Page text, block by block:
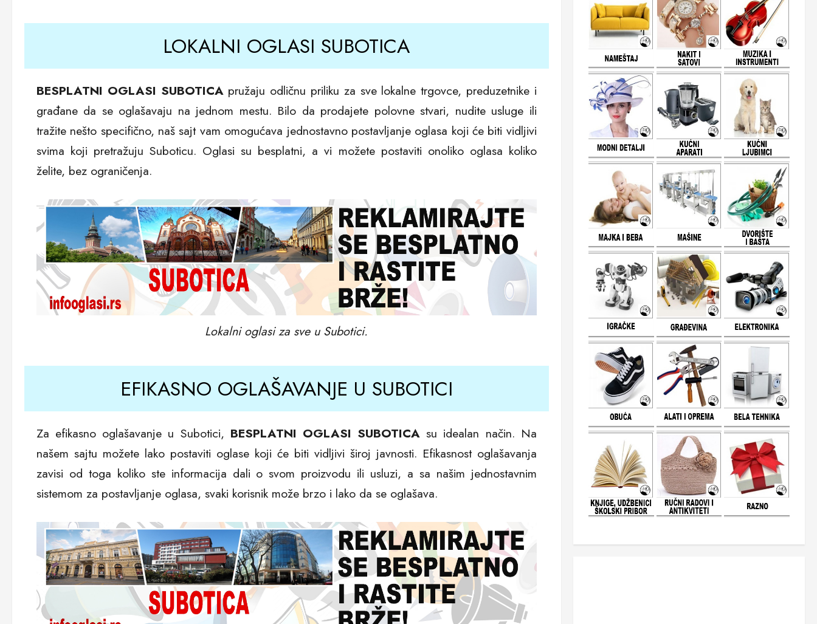
LOKALNI OGLASI SUBOTICA
BESPLATNI OGLASI SUBOTICApružaju odličnu priliku za sve lokalne trgovce, preduzetnike i
građane da se oglašavaju na jednom mestu. Bilo da prodajete polovne stvari, nudite usluge ili
tražite nešto specifično, naš sajt vam omogućava jednostavno postavljanje oglasa koji će biti vidljivi
svima koji pretražuju Suboticu. Oglasi su besplatni, a vi možete postaviti onoliko oglasa koliko
želite, bez ograničenja.
Lokalni oglasi za sve u Subotici.
EFIKASNO OGLAŠAVANJE U SUBOTICI
Za efikasno oglašavanje u Subotici, BESPLATNI OGLASI SUBOTICA su idealan način. Na
našem sajtu možete lako postaviti oglase koji će biti vidljivi široj javnosti. Efikasnost oglašavanja
zavisi od toga koliko ste informacija dali o svom proizvodu ili usluzi, a sa našim jednostavnim
sistemom za postavljanje oglasa, svaki korisnik može brzo i lako da se oglašava.